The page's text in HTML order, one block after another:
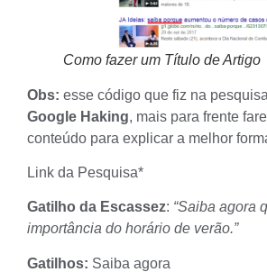
Como fazer um Título de Artigo
Obs: esse código que fiz na
Google Haking, mais para frente
conteúdo para explicar a melhor
Link da Pesquisa*
Gatilho da Escassez: “Saiba agora
importância do horário de verão.”
Gatilhos: Saiba agora